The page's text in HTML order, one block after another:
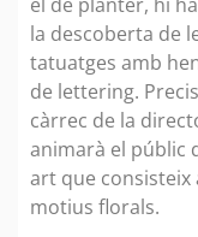
la descoberta de
tatuatges amb
de lettering.
càrrec de la
animarà el públic
art que
motius florals.